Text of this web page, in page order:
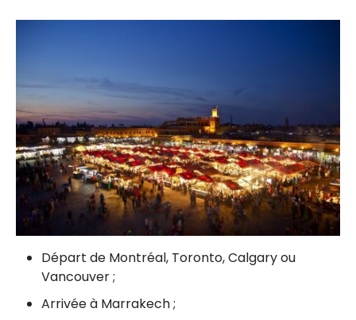
Départ de Montréal, Toronto, Calgary ou
Vancouver ;
Arrivée à Marrakech ;